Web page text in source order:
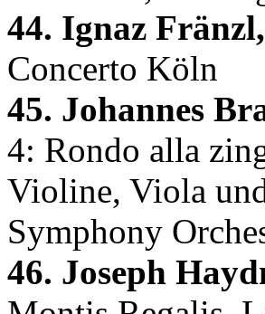
44. Ignaz Fränzl,
Concerto Köln
45. Johannes
4: Rondo alla
Violine, Viola
Symphony
46. Joseph